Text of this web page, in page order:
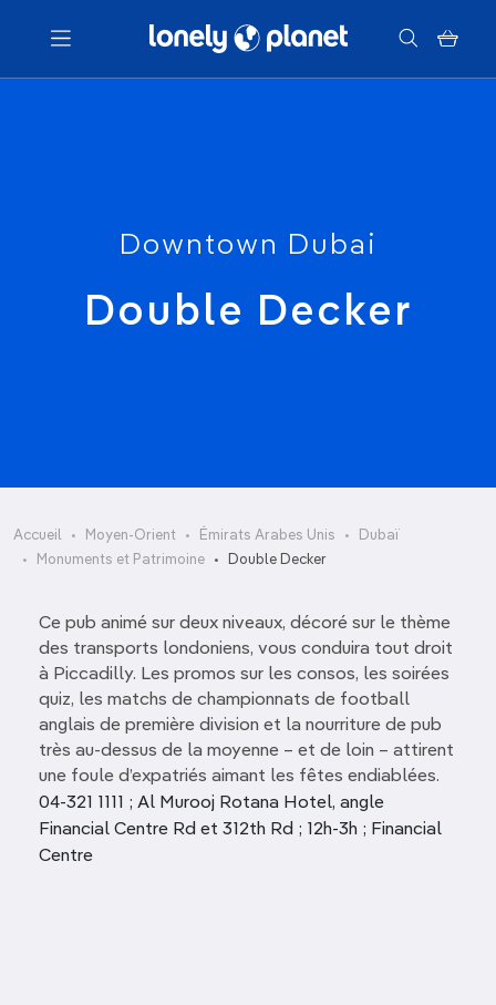
Menu
Downtown Dubai
Double Decker
Accueil Moyen-Orient Émirats Arabes Unis
Dubaï
Monuments et Patrimoine
Double Decker
Ce pub animé sur deux niveaux, décoré sur le thème
des transports londoniens, vous conduira tout droit
à Piccadilly. Les promos sur les consos, les soirées
quiz, les matchs de championnats de football
anglais de première division et la nourriture de pub
très au-dessus de la moyenne – et de loin – attirent
une foule d’expatriés aimant les fêtes endiablées.
04-321 1111 ; Al Murooj Rotana Hotel, angle
Financial Centre Rd et 312th Rd ; 12h-3h ; Financial
Centre